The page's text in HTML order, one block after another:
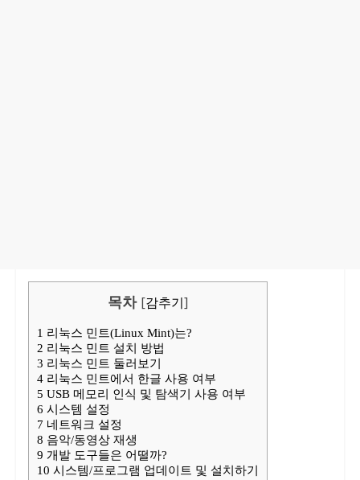
목차 [감추기]
1 리눅스 민트(Linux Mint)는?
2 리눅스 민트 설치 방법
3 리눅스 민트 둘러보기
4리눅스 민트에서 한글 사용 여부
5 USB 메모리 인식 및 탐색기 사용 여부
6 시스템 설정
7 네트워크 설정
8 음악/동영상 재생
9 개발 도구들은 어떨까?
10 시스템/프로그램 업데이트 및 설치하기